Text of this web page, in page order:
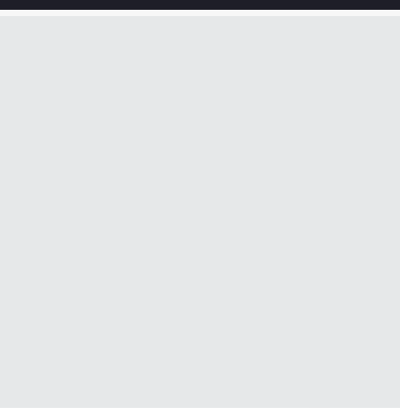
您的购物车目前是空的